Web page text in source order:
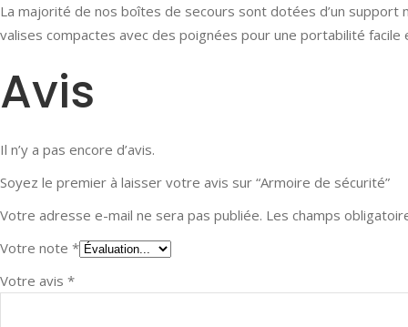
La majorité de nos boîtes de secours sont dotées d’un
valises compactes avec des poignées pour une portabilité
Avis
Il n’y a pas encore d’avis.
Soyez le premier à laisser votre avis sur “Armoire de sécurité”
Votre adresse e-mail ne sera pas publiée. Les champs
Votre note *
Votre avis *